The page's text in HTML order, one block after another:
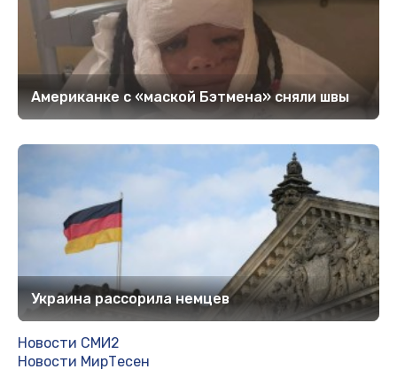
Американке с «маской Бэтмена» сняли швы
Украина рассорила немцев
Новости СМИ2
Новости МирТесен